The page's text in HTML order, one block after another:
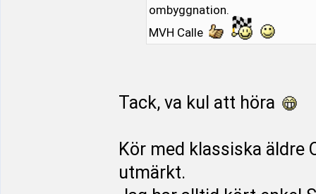
ombyggnation.
MVH Calle
Tack, va kul att höra
Kör med klassiska äldre
utmärkt.